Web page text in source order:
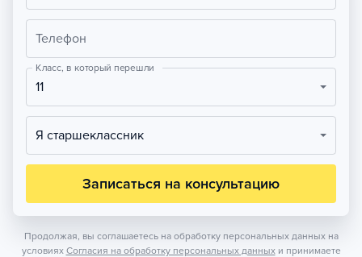
Телефон
Класс, в который перешли
11
Я старшеклассник
Записаться на консультацию
Продолжая, вы соглашаетесь на обработку персональных данных на
условиях Согласия на обработку персональных данных и принимаете